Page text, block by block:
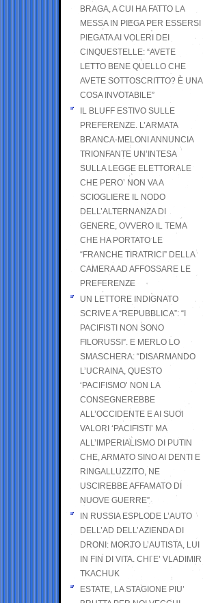
BRAGA, A CUI HA FATTO LA
MESSA IN PIEGA PER ESSERSI
PIEGATA AI VOLERI DEI
CINQUESTELLE: “AVETE
LETTO BENE QUELLO CHE
AVETE SOTTOSCRITTO? È UNA
COSA INVOTABILE”
IL BLUFF ESTIVO SULLE
PREFERENZE. L’ARMATA
BRANCA-MELONI ANNUNCIA
TRIONFANTE UN’INTESA
SULLA LEGGE ELETTORALE
CHE PERO’ NON VA A
SCIOGLIERE IL NODO
DELL’ALTERNANZA DI
GENERE, OVVERO IL TEMA
CHE HA PORTATO LE
“FRANCHE TIRATRICI” DELLA
CAMERA AD AFFOSSARE LE
PREFERENZE
UN LETTORE INDIGNATO
SCRIVE A “REPUBBLICA”: “I
PACIFISTI NON SONO
FILORUSSI”. E MERLO LO
SMASCHERA: “DISARMANDO
L’UCRAINA, QUESTO
‘PACIFISMO’ NON LA
CONSEGNEREBBE
ALL’OCCIDENTE E AI SUOI
VALORI ‘PACIFISTI’ MA
ALL’IMPERIALISMO DI PUTIN
CHE, ARMATO SINO AI DENTI E
RINGALLUZZITO, NE
USCIREBBE AFFAMATO DI
NUOVE GUERRE”
IN RUSSIA ESPLODE L’AUTO
DELL’AD DELL’AZIENDA DI
DRONI: MORTO L’AUTISTA, LUI
IN FIN DI VITA. CHI E’ VLADIMIR
TKACHUK
ESTATE, LA STAGIONE PIU’